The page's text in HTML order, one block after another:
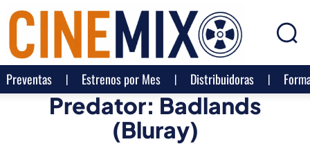
Preventas Estrenos por Mes Distribuidoras
Predator: Badlands
(Bluray)